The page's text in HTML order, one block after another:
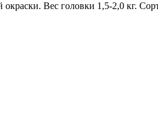
Вес головки 1,5-2,0 кг.